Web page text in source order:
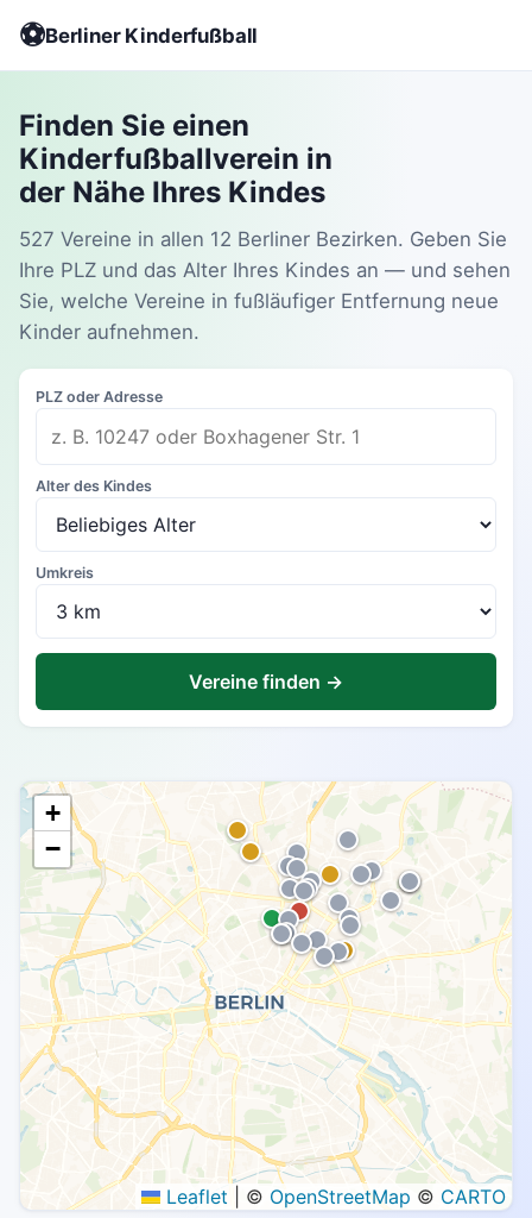
⚽Berliner Kinderfußball
Finden Sie einen
Kinderfußballverein in
der Nähe Ihres Kindes
527 Vereine in allen 12 Berliner Bezirken. Geben Sie
Ihre PLZ und das Alter Ihres Kindes an — und sehen
Sie, welche Vereine in fußläufiger Entfernung neue
Kinder aufnehmen.
PLZ oder Adresse
Alter des Kindes
Umkreis
Vereine finden →
+
−
Leaflet © OpenStreetMap © CARTO
Offen Warteliste Voll Unbekannt